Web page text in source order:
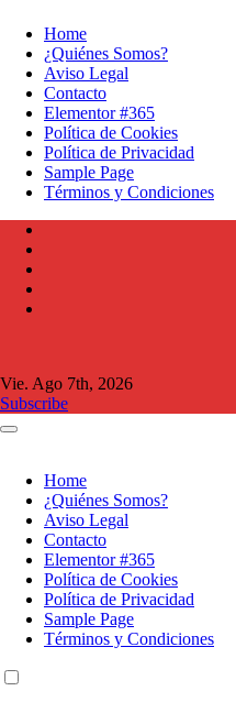
contenido
Home
¿Quiénes Somos?
Aviso Legal
Contacto
Elementor #365
Política de Cookies
Política de Privacidad
Sample Page
Términos y Condiciones
Vie. Ago 7th, 2026
Subscribe
Home
¿Quiénes Somos?
Aviso Legal
Contacto
Elementor #365
Política de Cookies
Política de Privacidad
Sample Page
Términos y Condiciones